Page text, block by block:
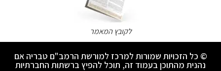
לקובץ המאמר
© כל הזכויות שמורות למרכז למורשת הרמב"ם טבריה אם
נהנית מהתוכן בעמוד זה, תוכל להפיץ ברשתות החברתיות